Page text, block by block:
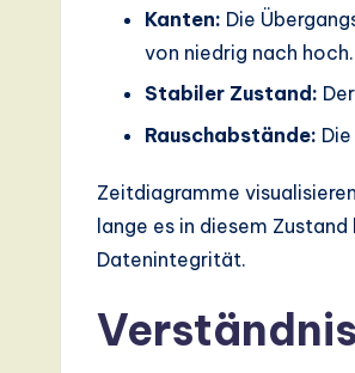
In
Kanten: Die
von niedrig nach
Stabiler Zustand:
Rauschabstände:
Zeitdiagramme
lange es in diesem
Datenintegrität.